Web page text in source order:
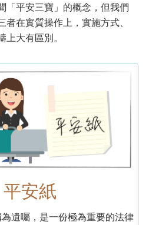
「平安三寶」的概念，但我們
者在實質操作上，實施方式、
上大有區別。
平安紙
為遺囑，是一份極為重要的法律